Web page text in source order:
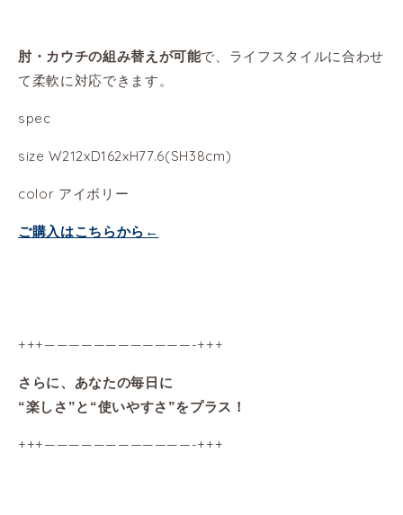
肘・カウチの組み替えが可能で、ライフスタイルに合わせ
て柔軟に対応できます。
spec
size W212xD162xH77.6(SH38cm)
color アイボリー
ご購入はこちらから←
+++————————————-+++
さらに、あなたの毎日に
“楽しさ”と“使いやすさ”をプラス！
+++————————————-+++